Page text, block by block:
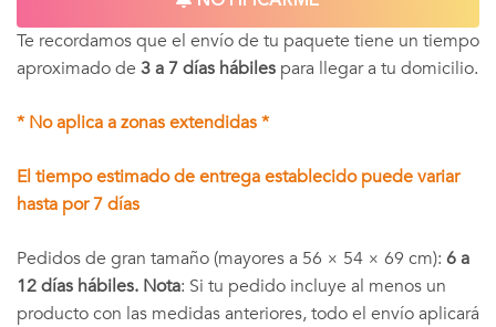
Te recordamos que el envío de tu paquete tiene un tiempo
aproximado de 3 a 7 días hábiles para llegar a tu domicilio.
* No aplica a zonas extendidas *
El tiempo estimado de entrega establecido puede variar
hasta por 7 días
Pedidos de gran tamaño (mayores a 56 × 54 × 69 cm): 6 a
12 días hábiles. Nota: Si tu pedido incluye al menos un
producto con las medidas anteriores, todo el envío aplicará